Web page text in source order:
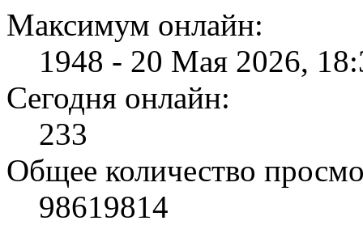
Максимум онлайн:
1948 - 20 Мая 2026,
Сегодня онлайн:
233
Общее количество
98619814